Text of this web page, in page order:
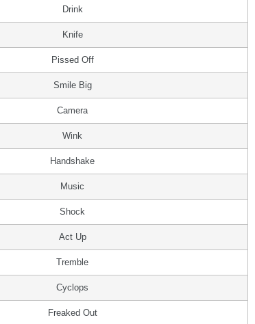
Drink
Knife
Pissed Off
Smile Big
Camera
Wink
Handshake
Music
Shock
Act Up
Tremble
Cyclops
Freaked Out